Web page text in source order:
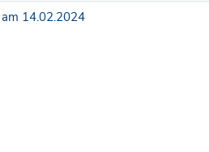
14.02.2024